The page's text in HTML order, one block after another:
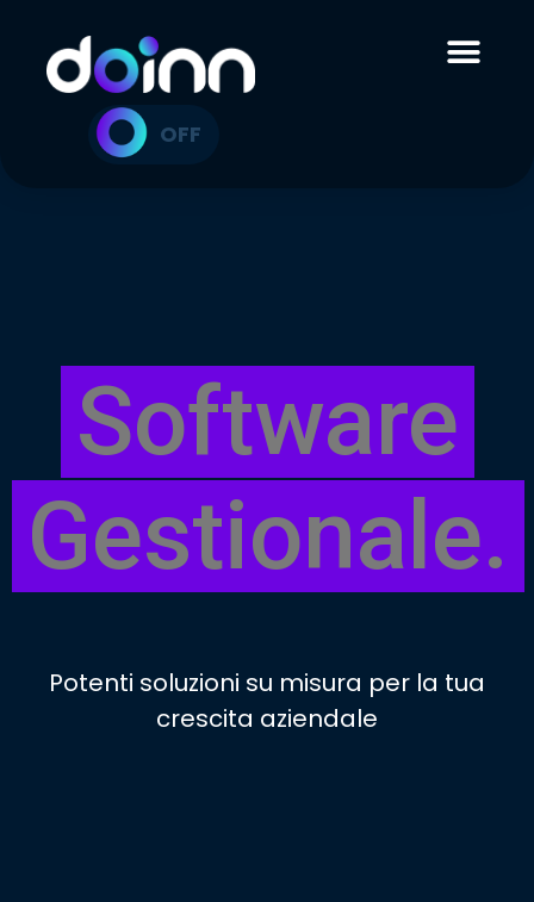
ON OFF
Software
Gestionale.
Potenti soluzioni su misura per la tua
crescita aziendale